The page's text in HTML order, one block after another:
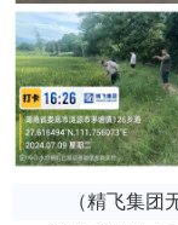
（精飞集团